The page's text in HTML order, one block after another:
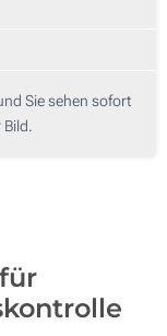
Sie sehen sofort